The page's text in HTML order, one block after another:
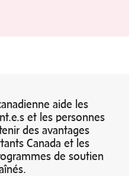
aide les
et les personnes
des avantages
Canada et les
de soutien